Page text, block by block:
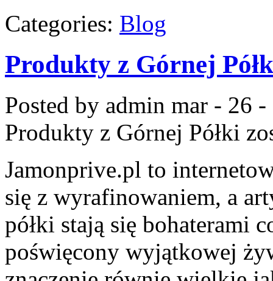
Categories: Blog
Produkty z Górnej
Posted by admin mar - 26 -
Produkty z Górnej Półki
Jamonprive.pl to
się z wyrafinowaniem, a
półki stają się bohaterami
poświęcony wyjątkowej